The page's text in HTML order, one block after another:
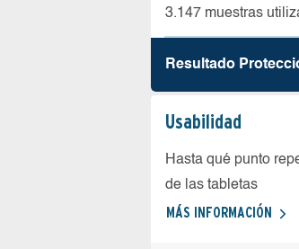
3.147 muestras
Resultado
Usabilidad
Hasta qué punto
de las tabletas
MÁS INFORMACIÓN